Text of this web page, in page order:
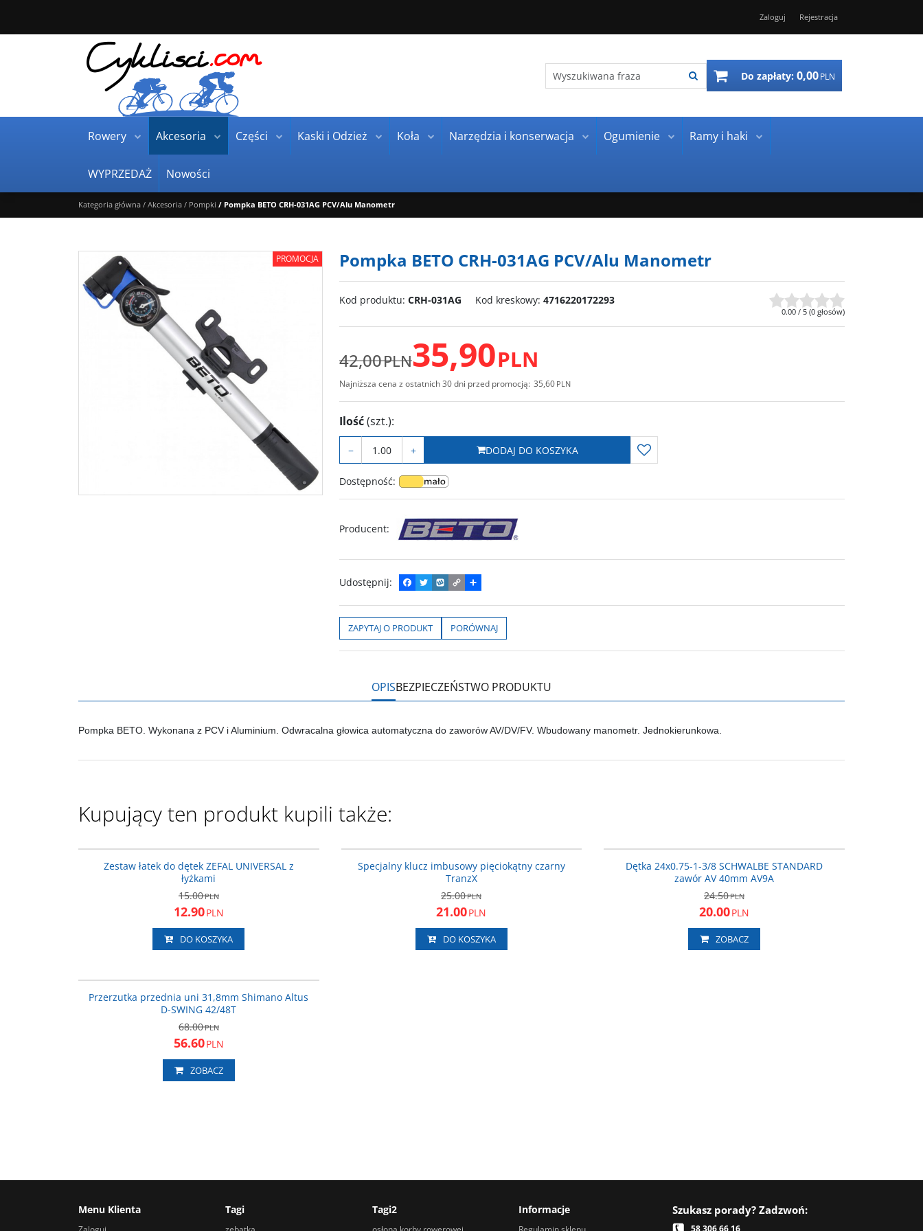
Zaloguj Rejestracja
Do zapłaty: 0,00PLN
Rowery Akcesoria Części Kaski i Odzież Koła Narzędzia i konserwacja Ogumienie Ramy i haki
WYPRZEDAŻ Nowości
Kategoria główna / Akcesoria / Pompki / Pompka BETO CRH-031AG PCV/Alu Manometr
PROMOCJA Pompka BETO CRH-031AG PCV/Alu Manometr
Kod produktu: CRH-031AG Kod kreskowy: 4716220172293
0.00 / 5 (0 głosów)
42,00PLN35,90PLN
Najniższa cena z ostatnich 30 dni przed promocją: 35,60 PLN
Ilość(szt.):
− + DODAJ DO KOSZYKA
Dostępność:
Producent:
Udostępnij:
F
a
c
e
b
o
o
T
w
i
t
t
e
r
W
y
k
o
C
o
p
y
L
i
n
P
o
d
z
i
e
l
ę
ZAPYTAJ O PRODUKT PORÓWNAJ
OPISBEZPIECZEŃSTWO PRODUKTU
Pompka BETO. Wykonana z PCV i Aluminium. Odwracalna głowica automatyczna do zaworów AV/DV/FV. Wbudowany manometr. Jednokierunkowa.
Kupujący ten produkt kupili także:
Zestaw łatek do dętek ZEFAL UNIVERSAL z
łyżkami
15.00PLN
12.90PLN
DO KOSZYKA
Specjalny klucz imbusowy pięciokątny czarny
TranzX
25.00PLN
21.00PLN
DO KOSZYKA
Dętka 24x0.75-1-3/8 SCHWALBE STANDARD
zawór AV 40mm AV9A
24.50PLN
20.00PLN
ZOBACZ
Przerzutka przednia uni 31,8mm Shimano Altus
D-SWING 42/48T
68.00PLN
56.60PLN
ZOBACZ
Menu Klienta Tagi Tagi2 Informacje Szukasz porady? Zadzwoń:
58 306 66 16